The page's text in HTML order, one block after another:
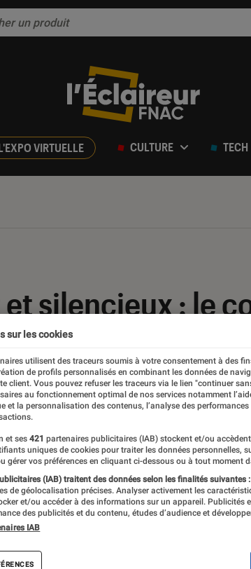
VIRTUELLE CULTURE TECH
silencieux : le
Maestria
sur les cookies
utilisent des traceurs soumis à votre consentement à des
de profils personnalisés en combinant les données de
client. Vous pouvez refuser les traceurs via le lien "continuer
au fonctionnement optimal de nos services notamment
et la personnalisation des contenus, l’analyse des
et ses 421 partenaires publicitaires (IAB) stockent et/ou
uniques de cookies pour traiter les données personnelles,
gérer vos préférences en cliquant ci-dessous ou à tout moment
(IAB) traitent des données selon les finalités suivantes :
de géolocalisation précises. Analyser activement les
et/ou accéder à des informations sur un appareil. Publicités
des publicités et du contenu, études d’audience et
IAB